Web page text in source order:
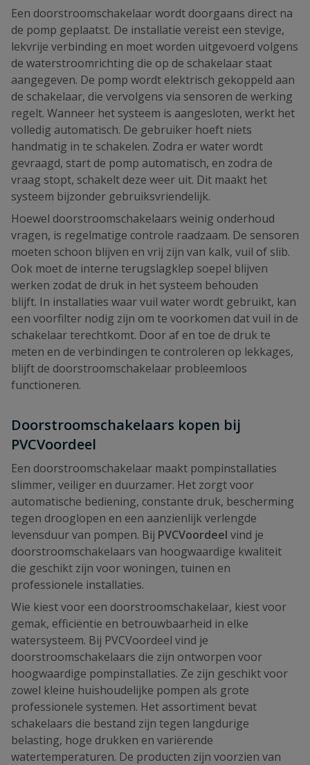
Een doorstroomschakelaar wordt doorgaans direct na
de pomp geplaatst. De installatie vereist een stevige,
lekvrije verbinding en moet worden uitgevoerd volgens
de waterstroomrichting die op de schakelaar staat
aangegeven. De pomp wordt elektrisch gekoppeld aan
de schakelaar, die vervolgens via sensoren de werking
regelt. Wanneer het systeem is aangesloten, werkt het
volledig automatisch. De gebruiker hoeft niets
handmatig in te schakelen. Zodra er water wordt
gevraagd, start de pomp automatisch, en zodra de
vraag stopt, schakelt deze weer uit. Dit maakt het
systeem bijzonder gebruiksvriendelijk.
Hoewel doorstroomschakelaars weinig onderhoud
vragen, is regelmatige controle raadzaam. De sensoren
moeten schoon blijven en vrij zijn van kalk, vuil of slib.
Ook moet de interne terugslagklep soepel blijven
werken zodat de druk in het systeem behouden
blijft. In installaties waar vuil water wordt gebruikt, kan
een voorfilter nodig zijn om te voorkomen dat vuil in de
schakelaar terechtkomt. Door af en toe de druk te
meten en de verbindingen te controleren op lekkages,
blijft de doorstroomschakelaar probleemloos
functioneren.
Doorstroomschakelaars kopen bij
PVCVoordeel
Een doorstroomschakelaar maakt pompinstallaties
slimmer, veiliger en duurzamer. Het zorgt voor
automatische bediening, constante druk, bescherming
tegen drooglopen en een aanzienlijk verlengde
levensduur van pompen. Bij PVCVoordeel vind je
doorstroomschakelaars van hoogwaardige kwaliteit
die geschikt zijn voor woningen, tuinen en
professionele installaties.
Wie kiest voor een doorstroomschakelaar, kiest voor
gemak, efficiëntie en betrouwbaarheid in elke
watersysteem. Bij PVCVoordeel vind je
doorstroomschakelaars die zijn ontworpen voor
hoogwaardige pompinstallaties. Ze zijn geschikt voor
zowel kleine huishoudelijke pompen als grote
professionele systemen. Het assortiment bevat
schakelaars die bestand zijn tegen langdurige
belasting, hoge drukken en variërende
watertemperaturen. De producten zijn voorzien van